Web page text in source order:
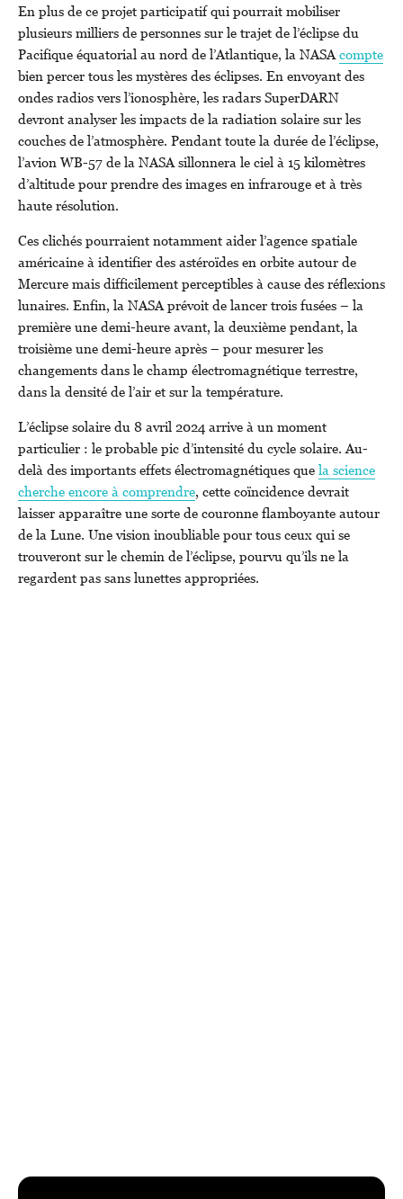
En plus de ce projet participatif qui pourrait mobiliser
plusieurs milliers de personnes sur le trajet de l’éclipse du
Pacifique équatorial au nord de l’Atlantique, la NASAcompte
bien percer tous les mystères des éclipses. En envoyant des
ondes radios vers l’ionosphère, les radars SuperDARN
devront analyser les impacts de la radiation solaire sur les
couches de l’atmosphère. Pendant toute la durée de l’éclipse,
l’avion WB-57 de la NASA sillonnera le ciel à 15 kilomètres
d’altitude pour prendre des images en infrarouge et à très
haute résolution.
Ces clichés pourraient notamment aider l’agence spatiale
américaine à identifier des astéroïdes en orbite autour de
Mercure mais difficilement perceptibles à cause des réflexions
lunaires. Enfin, la NASA prévoit de lancer trois fusées – la
première une demi-heure avant, la deuxième pendant, la
troisième une demi-heure après – pour mesurer les
changements dans le champ électromagnétique terrestre,
dans la densité de l’air et sur la température.
L’éclipse solaire du 8 avril 2024 arrive à un moment
particulier : le probable pic d’intensité du cycle solaire. Au-
delà des importants effets électromagnétiques quela science
cherche encore à comprendre, cette coïncidence devrait
laisser apparaître une sorte de couronne flamboyante autour
de la Lune. Une vision inoubliable pour tous ceux qui se
trouveront sur le chemin de l’éclipse, pourvu qu’ils ne la
regardent pas sans lunettes appropriées.